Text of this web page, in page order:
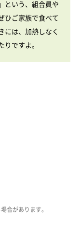
という、組合員や
ひご家族で食べて
には、加熱しなく
りですよ。
合があります。